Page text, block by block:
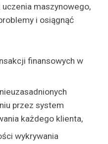
maszynowego,
i osiągnąć
finansowych w
przez system
każdego klienta,
wykrywania